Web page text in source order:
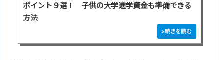
ポイント９選！ 子供の大学進学資金も準備できる
方法